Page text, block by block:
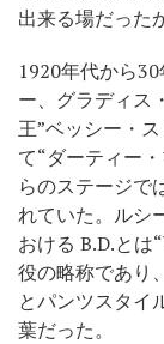
出来る場だった
1920年代から
ー、グラディス
王”ベッシー・
て“ダーティー
らのステージで
れていた。ルシ
おける B.D.とは
役の略称であり
とパンツスタイ
葉だった。